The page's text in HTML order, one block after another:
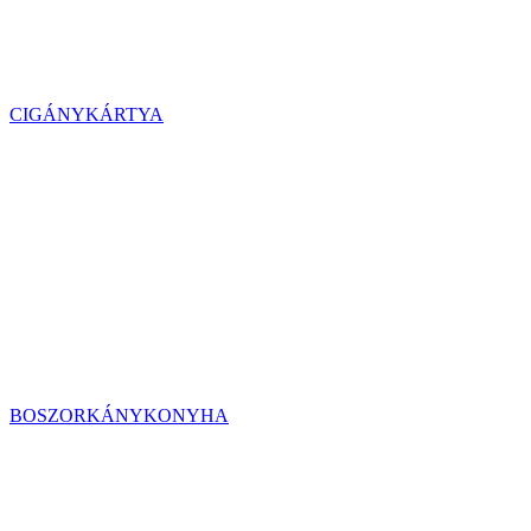
CIGÁNYKÁRTYA
BOSZORKÁNYKONYHA